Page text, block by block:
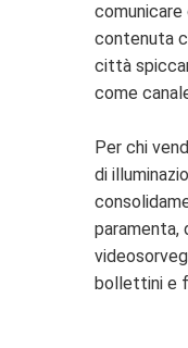
comunicare
contenuta
città
come
Per chi
di
paramenta,
bollettini e